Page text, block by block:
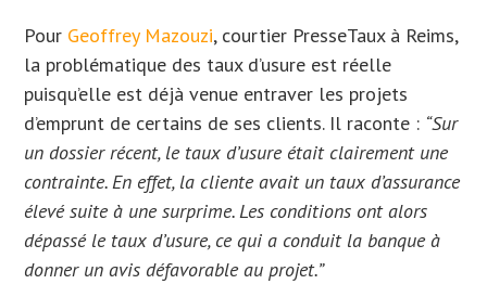
Pour Geoffrey Mazouzi, courtier PresseTaux à Reims,
la problématique des taux d’usure est réelle
puisqu’elle est déjà venue entraver les projets
d’emprunt de certains de ses clients. Il raconte : “Sur
un dossier récent, le taux d’usure était clairement une
contrainte. En effet, la cliente avait un taux d’assurance
élevé suite à une surprime. Les conditions ont alors
dépassé le taux d’usure, ce qui a conduit la banque à
donner un avis défavorable au projet.”